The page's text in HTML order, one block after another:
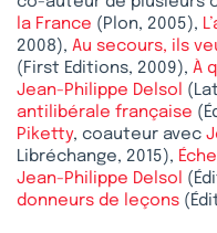
la France (Plon, 2005),
2008), Au secours, ils
(First Editions, 2009), À
Jean-Philippe Delsol
antilibérale française
Piketty, coauteur avec
Libréchange, 2015),
Jean-Philippe Delsol
donneurs de leçons